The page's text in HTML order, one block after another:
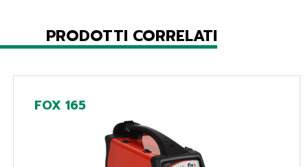
PRODOTTI CORRELATI
FOX 165